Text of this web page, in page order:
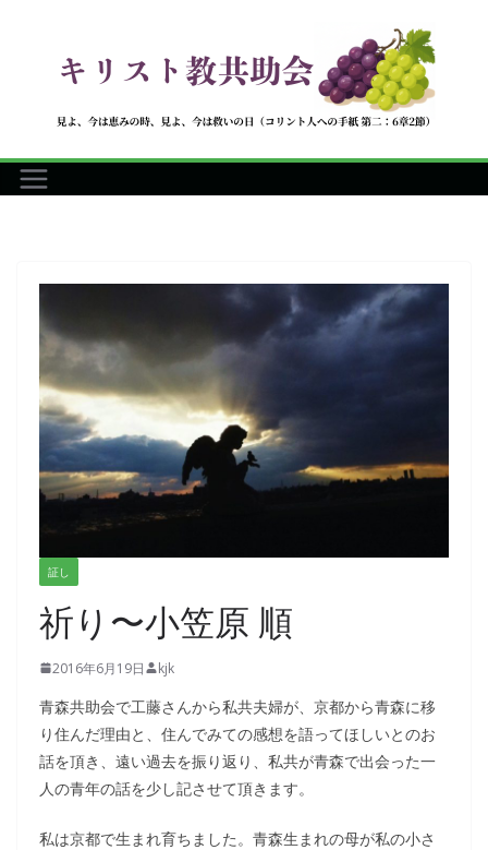
へ
ス
証し
祈り〜小笠原 順
2016年6月19日 kjk
青森共助会で工藤さんから私共夫婦が、京都から青森に移
り住んだ理由と、住んでみての感想を語ってほしいとのお
話を頂き、遠い過去を振り返り、私共が青森で出会った一
人の青年の話を少し記させて頂きます。
私は京都で生まれ育ちました。青森生まれの母が私の小さ